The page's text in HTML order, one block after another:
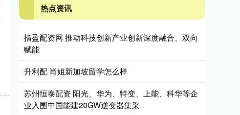
热点资讯
指盈配资网 推动科技创新产业创新深度融合、双向
赋能
升利配 肖姐新加坡留学怎么样
苏州恒泰配资 阳光、华为、特变、上能、科华等企
业入围中国能建20GW逆变器集采